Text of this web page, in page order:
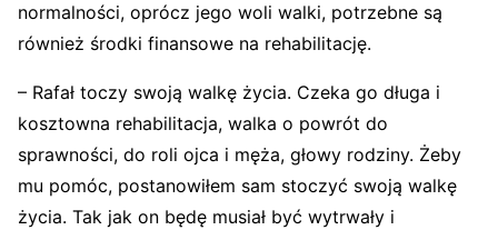
normalności, oprócz jego woli walki, potrzebne są
również środki finansowe na rehabilitację.
– Rafał toczy swoją walkę życia. Czeka go długa i
kosztowna rehabilitacja, walka o powrót do
sprawności, do roli ojca i męża, głowy rodziny. Żeby
mu pomóc, postanowiłem sam stoczyć swoją walkę
życia. Tak jak on będę musiał być wytrwały i